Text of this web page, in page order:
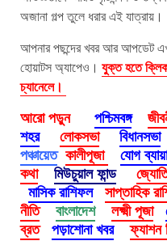
অজানা গল্প তুলে ধরার এই যাত্রায়।
আপনার পছন্দের খবর আর আপডেট এখন
হোয়াটস অ্যাপেও। যুক্ত হতে
চ্যানেলে।
আরো পড়ুন পশ্চিমবঙ্গ
শহর
লোকসভা বিধানসভা
পঞ্চায়েত কালীপূজা যোগ
কথা
মিউচুয়াল ফান্ড
মাসিক রাশিফল সাপ্তাহিক
নীতি
বাংলাদেশ লক্ষ্মী পূজা
ব্রত পড়াশোনা খবর ফ্যাশন